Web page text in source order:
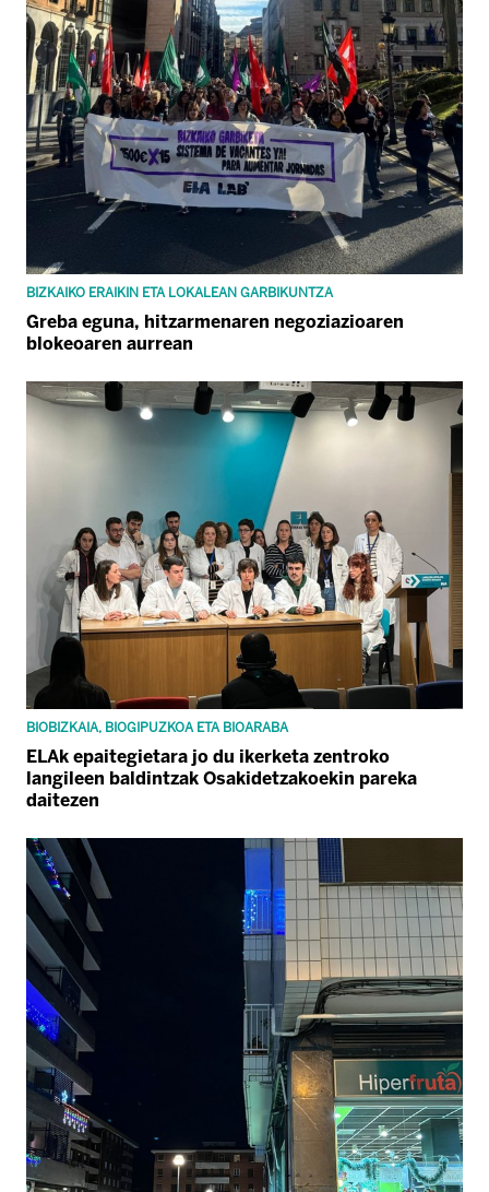
BIZKAIKO ERAIKIN ETA LOKALEAN GARBIKUNTZA
Greba eguna, hitzarmenaren negoziazioaren
blokeoaren aurrean
BIOBIZKAIA, BIOGIPUZKOA ETA BIOARABA
ELAk epaitegietara jo du ikerketa zentroko
langileen baldintzak Osakidetzakoekin pareka
daitezen